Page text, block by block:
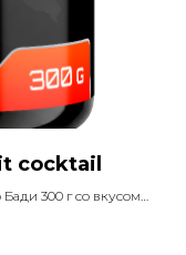
cocktail
300 г со вкусом